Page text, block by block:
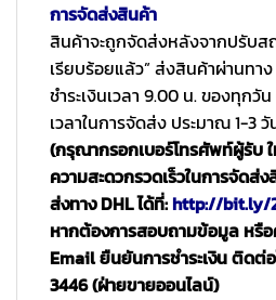
การจัดส่งสินค้า
สินค้าจะถูกจัดส่งหลังจากปรับสถ
เรียบร้อยแล้ว” ส่งสินค้าผ่านทา
ชำระเงินเวลา 9.00 น. ของทุกวั
เวลาในการจัดส่ง ประมาณ 1-3 วั
(กรุณากรอกเบอร์โทรศัพท์ผู้รับ
ความสะดวกรวดเร็วในการจัดส่
ส่งทาง DHL ได้ที่:http://bit.ly/
หากต้องการสอบถามข้อมูล หรือ
Email ยืนยันการชำระเงิน ติดต่อ
3446 (ฝ่ายขายออนไลน์)